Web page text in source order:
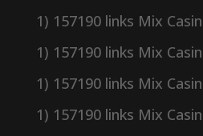
1) 157190 links Mix
1) 157190 links Mix
1) 157190 links Mix
1) 157190 links Mix